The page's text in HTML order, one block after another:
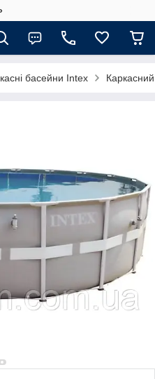
басейни Intex